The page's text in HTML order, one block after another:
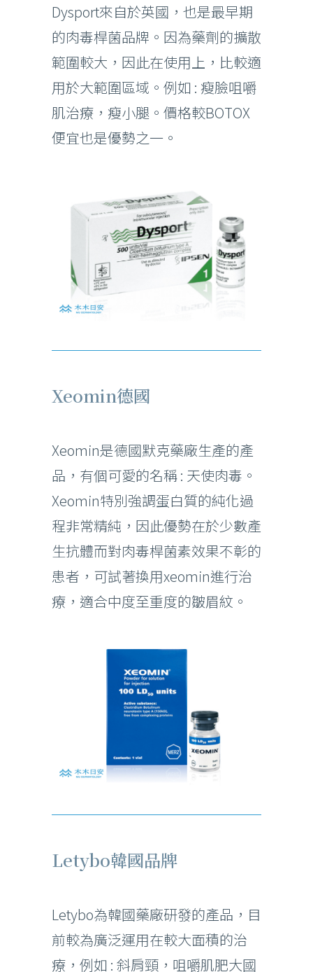
Dysport來自於英國，也是最早期
的肉毒桿菌品牌。因為藥劑的擴散
範圍較大，因此在使用上，比較適
用於大範圍區域。例如 : 瘦臉咀嚼
肌治療，瘦小腿。價格較BOTOX
便宜也是優勢之一。
Xeomin德國
Xeomin是德國默克藥廠生產的產
品，有個可愛的名稱 : 天使肉毒。
Xeomin特別強調蛋白質的純化過
程非常精純，因此優勢在於少數產
生抗體而對肉毒桿菌素效果不彰的
患者，可試著換用xeomin進行治
療，適合中度至重度的皺眉紋。
Letybo韓國品牌
Letybo為韓國藥廠研發的產品，目
前較為廣泛運用在較大面積的治
療，例如 : 斜肩頸，咀嚼肌肥大國